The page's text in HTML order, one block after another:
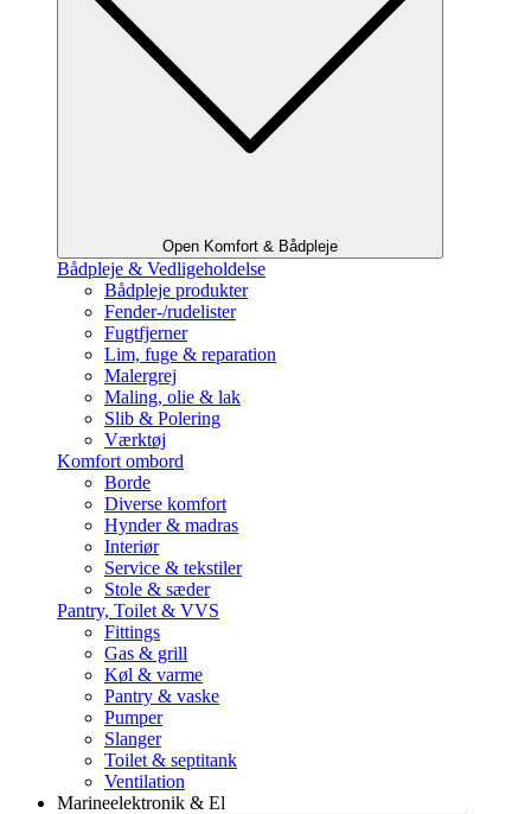
Open Komfort & Bådpleje
Bådpleje & Vedligeholdelse
Bådpleje produkter
Fender-/rudelister
Fugtfjerner
Lim, fuge & reparation
Malergrej
Maling, olie & lak
Slib & Polering
Værktøj
Komfort ombord
Borde
Diverse komfort
Hynder & madras
Interiør
Service & tekstiler
Stole & sæder
Pantry, Toilet & VVS
Fittings
Gas & grill
Køl & varme
Pantry & vaske
Pumper
Slanger
Toilet & septitank
Ventilation
Marineelektronik & El